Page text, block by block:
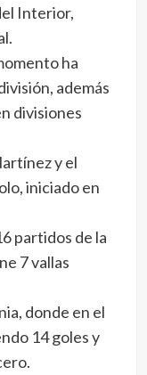
Interior,
ha
además
divisiones
y el
iniciado en
partidos de la
7 vallas
donde en el
14 goles y